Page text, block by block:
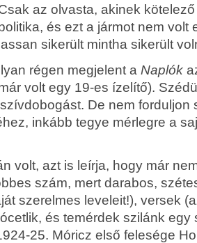
az olvasta, akinek
és ezt a jármot nem volt
sikerült mintha sikerült
régen megjelent a Naplók
volt egy 19-es ízelítő).
De nem forduljon
inkább tegye mérlegre a
volt, azt is leírja, hogy már
szám, mert darabos,
szerelmes leveleit!), versek
és temérdek szilánk egy
25. Móricz első felesége